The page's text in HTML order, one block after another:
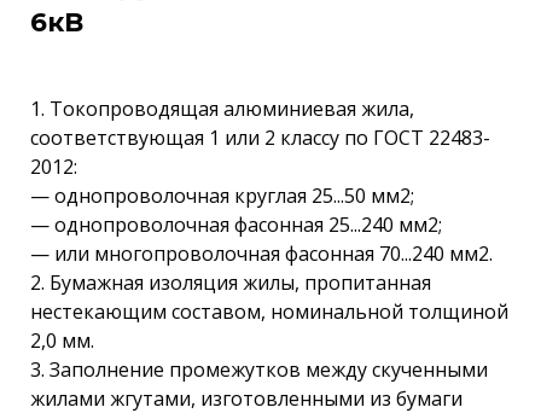
6кВ
1. Токопроводящая алюминиевая жила,
соответствующая 1 или 2 классу по ГОСТ 22483-
2012:
— однопроволочная круглая 25...50 мм2;
— однопроволочная фасонная 25...240 мм2;
— или многопроволочная фасонная 70...240 мм2.
2. Бумажная изоляция жилы, пропитанная
нестекающим составом, номинальной толщиной
2,0 мм.
3. Заполнение промежутков между скученными
жилами жгутами, изготовленными из бумаги